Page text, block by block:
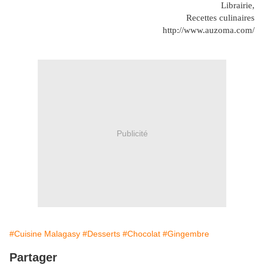
Librairie,
Recettes culinaires
http://www.auzoma.com/
Publicité
#Cuisine Malagasy #Desserts #Chocolat #Gingembre
Partager